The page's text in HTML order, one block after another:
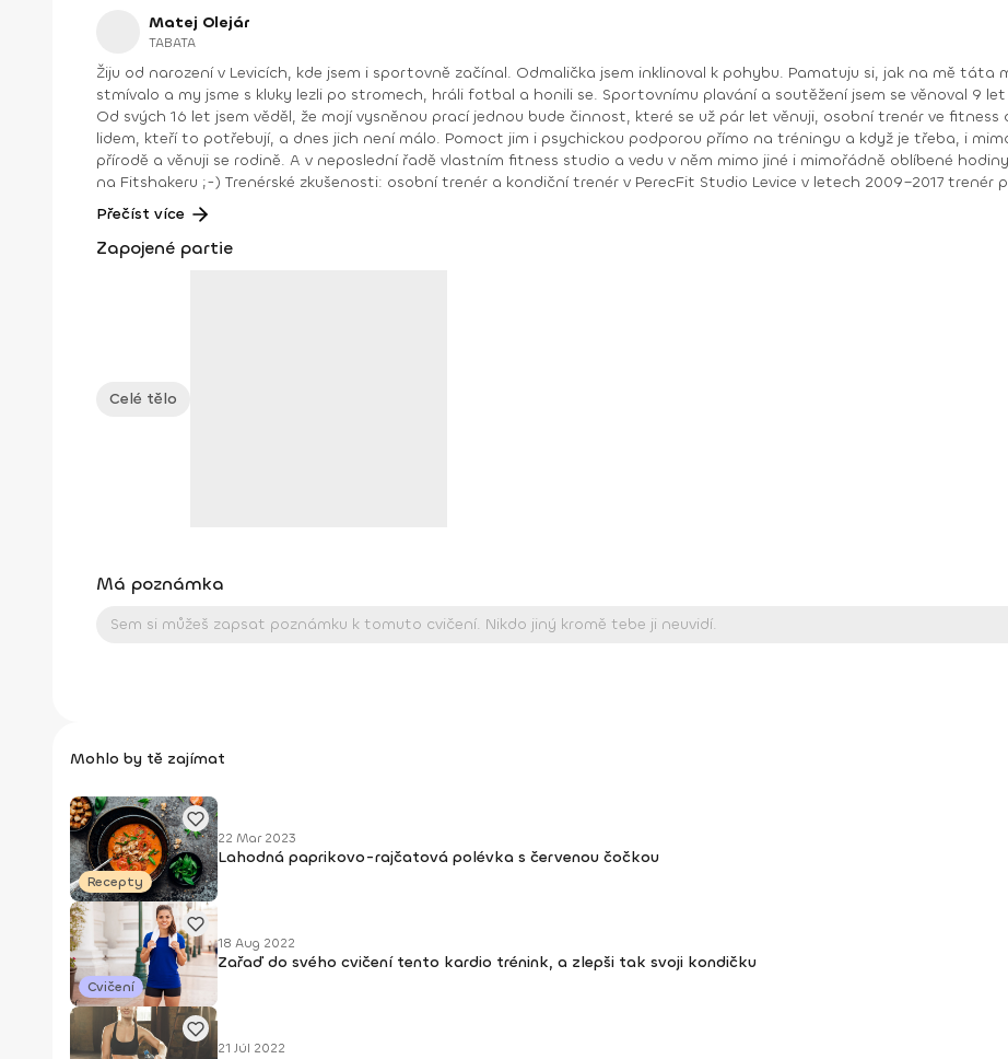
Matej Olejár
TABATA
Žiju od narození v Levicích, kde jsem i sportovně začínal. Odmalička jsem inklinoval k pohybu. Pamatuju si, jak na mě táta
stmívalo a my jsme s kluky lezli po stromech, hráli fotbal a honili se. Sportovnímu plavání a soutěžení jsem se věnoval 9
Od svých 16 let jsem věděl, že mojí vysněnou prací jednou bude činnost, které se už pár let věnuji, osobní trenér ve
lidem, kteří to potřebují, a dnes jich není málo. Pomoct jim i psychickou podporou přímo na tréningu a když je třeba, i
přírodě a věnuji se rodině. A v neposlední řadě vlastním fitness studio a vedu v něm mimo jiné i mimořádně oblíbené
na Fitshakeru ;-) Trenérské zkušenosti: osobní trenér a kondiční trenér v PerecFit Studio Levice v letech 2009–2017 trenér plavání v ŠK Aquasport Levice v letech 2004–2015
kondiční trenér ŠK Aquasport Levice v letech 2012–2016 trenér pro Zdravou Energii od r. 2015 kondiční trenér ŠBK Junior Levice – junioři, kadeti, starší a mladší žáci od r. 2016
Přečíst více
Zapojené partie
Celé tělo
Má poznámka
Mohlo by tě zajímat
Recepty
22 Mar 2023
Lahodná paprikovo-rajčatová polévka s červenou čočkou
Cvičení
18 Aug 2022
Zařaď do svého cvičení tento kardio trénink, a zlepši tak svoji kondičku
21 Júl 2022